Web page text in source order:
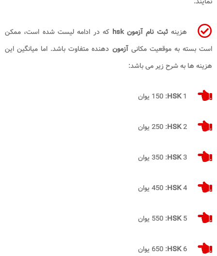
هزینهثبت نام آزمونhsk که در ادامه لیست شده است، ممکن
است بسته به موقعیت مکانیآزمون دهنده متفاوت باشد. اما میانگین این
هزینه ها به شرح زیر می باشد:
HSK1:
150 یوان
HSK2:
250 یوان
HSK3:
350 یوان
HSK4:
450 یوان
HSK5:
550 یوان
HSK6:
650 یوان